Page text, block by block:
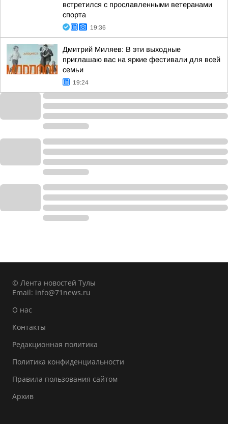
встретился с прославленными ветеранами
спорта
19:36
Дмитрий Миляев: В эти выходные
приглашаю вас на яркие фестивали для всей
семьи
19:24
© Лента новостей Тулы
Email: info@71news.ru
О нас
Контакты
Редакционная политика
Политика конфиденциальности
Правила пользования сайтом
Архив